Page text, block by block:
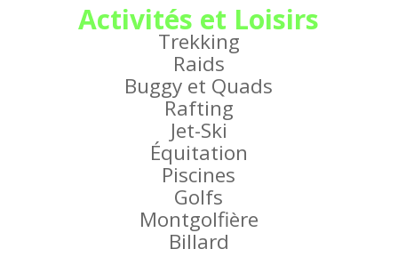
Activités et Loisirs
Trekking
Raids
Buggy et Quads
Rafting
Jet-Ski
Équitation
Piscines
Golfs
Montgolfière
Billard